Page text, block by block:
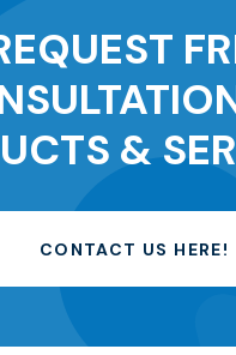
&
CONTACT US HERE!